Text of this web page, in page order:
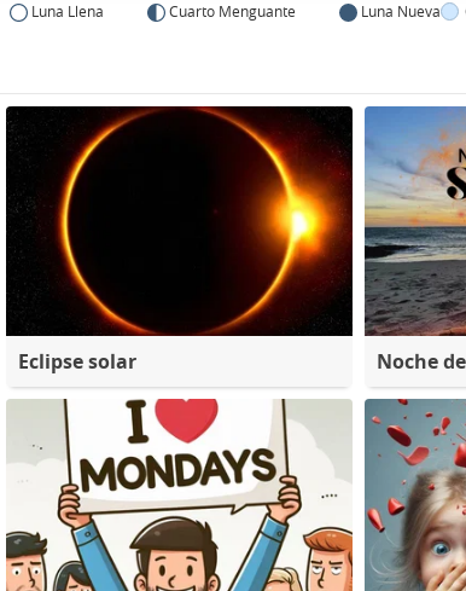
Luna Llena Cuarto Menguante Luna Nueva
Eclipse solar Noche